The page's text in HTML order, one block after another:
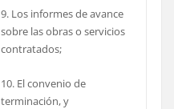
9. Los informes de avance
sobre las obras o servicios
contratados;
10. El convenio de
terminación, y